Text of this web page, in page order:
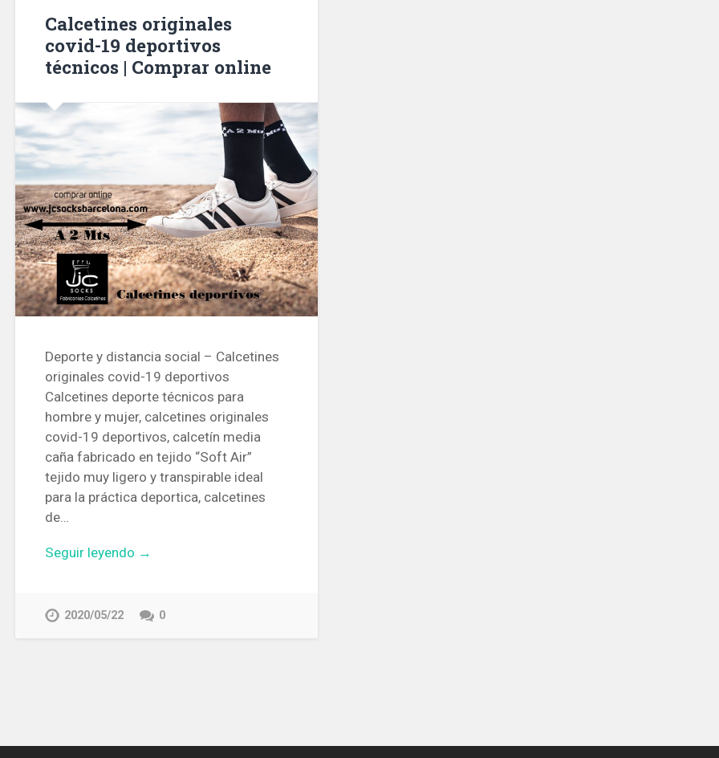
Calcetines originales
covid-19 deportivos
técnicos | Comprar online
Deporte y distancia social – Calcetines
originales covid-19 deportivos
Calcetines deporte técnicos para
hombre y mujer, calcetines originales
covid-19 deportivos, calcetín media
caña fabricado en tejido “Soft Air”
tejido muy ligero y transpirable ideal
para la práctica deportica, calcetines
de…
Seguir leyendo →
2020/05/22 0